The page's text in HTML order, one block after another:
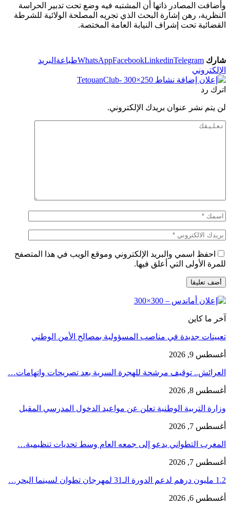
وأضافت المصادر ذاتها أن المشتبه فيه وضع تحت تدبير الحراسة
النظرية، رهن إشارة البحث الذي تجريه المصلحة الولائية للشرطة
القضائية تحت إشراف النيابة العامة المختصة.
شارك WhatsAppFacebookLinkedinTelegram طباعة البريد
الإلكتروني
اترك رد
لن يتم نشر عنوان بريدك الإلكتروني.
احفظ اسمي والبريد الإلكتروني وموقع الويب في هذا المتصفح
للمرة الأولى التي أعلق فيها.
آخر ما كاين
تعيينات جديدة في مناصب المسؤولية بمصالح الأمن الوطني
أغسطس 9, 2026
العرائش.. توقيف مرشحة للهجرة السرية بعد تصريحات واتهامات…
أغسطس 8, 2026
وزارة التربية الوطنية تعلن عن مواعيد الدخول المدرسي المقبل
أغسطس 7, 2026
المغرب التطواني يدعو إلى جمعه العام وسط تحديات تنظيمية…
أغسطس 7, 2026
1.2 مليون درهم لدعم الدورة الـ31 لمهرجان تطوان لسينما البحر…
أغسطس 6, 2026